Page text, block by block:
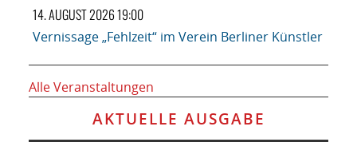
14. AUGUST 2026 19:00
Vernissage „Fehlzeit“ im Verein Berliner Künstler
Alle Veranstaltungen
AKTUELLE AUSGABE